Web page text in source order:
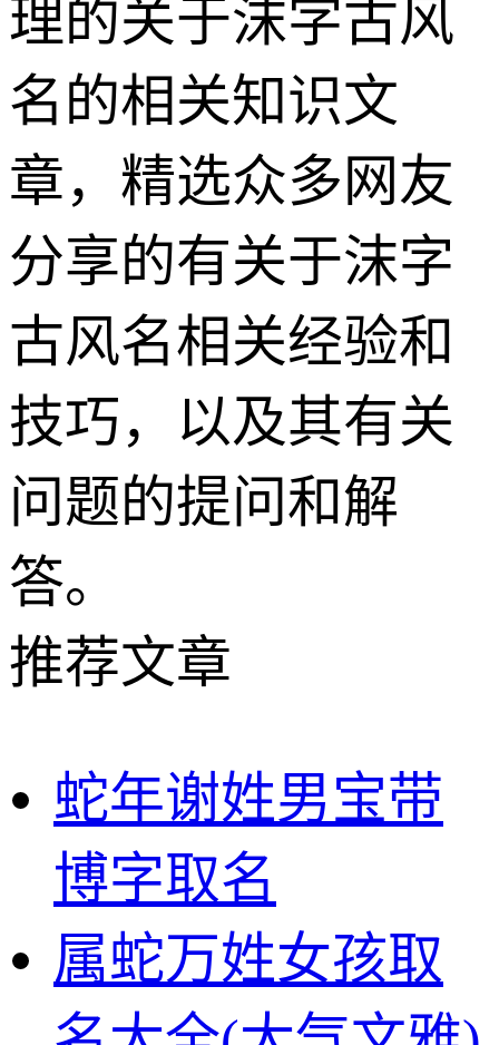
理的关于沫字古风
名的相关知识文
章，精选众多网友
分享的有关于沫字
古风名相关经验和
技巧，以及其有关
问题的提问和解
答。
推荐文章
蛇年谢姓男宝带
博字取名
属蛇万姓女孩取